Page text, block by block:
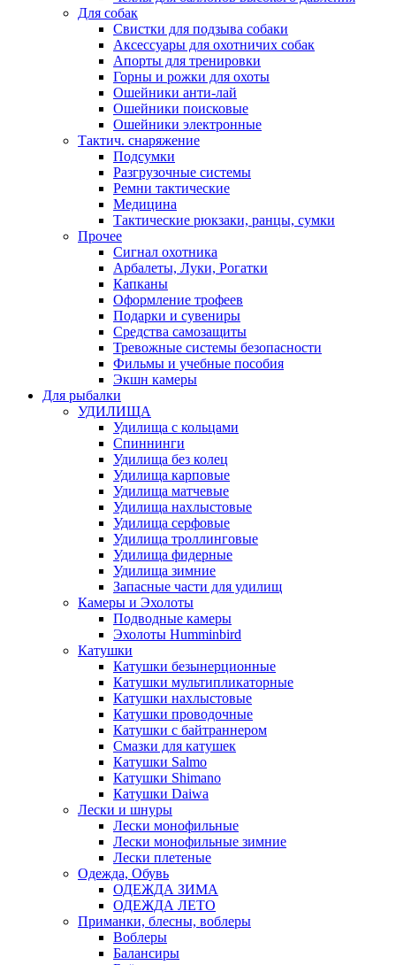
Для собак
Свистки для подзыва собаки
Аксессуары для охотничих собак
Апорты для тренировки
Горны и рожки для охоты
Ошейники анти-лай
Ошейники поисковые
Ошейники электронные
Тактич. снаряжение
Подсумки
Разгрузочные системы
Ремни тактические
Медицина
Тактические рюкзаки, ранцы, сумки
Прочее
Сигнал охотника
Арбалеты, Луки, Рогатки
Капканы
Оформление трофеев
Подарки и сувениры
Средства самозащиты
Тревожные системы безопасности
Фильмы и учебные пособия
Экшн камеры
Для рыбалки
УДИЛИЩА
Удилища с кольцами
Спиннинги
Удилища без колец
Удилища карповые
Удилища матчевые
Удилища нахлыстовые
Удилища серфовые
Удилища троллинговые
Удилища фидерные
Удилища зимние
Запасные части для удилищ
Камеры и Эхолоты
Подводные камеры
Эхолоты Humminbird
Катушки
Катушки безынерционные
Катушки мультипликаторные
Катушки нахлыстовые
Катушки проводочные
Катушки с байтраннером
Смазки для катушек
Катушки Salmo
Катушки Shimano
Катушки Daiwa
Лески и шнуры
Лески монофильные
Лески монофильные зимние
Лески плетеные
Одежда, Обувь
ОДЕЖДА ЗИМА
ОДЕЖДА ЛЕТО
Приманки, блесны, воблеры
Воблеры
Балансиры